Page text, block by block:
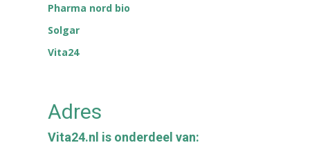
Pharma nord bio
Solgar
Vita24
Adres
Vita24.nl is onderdeel van: